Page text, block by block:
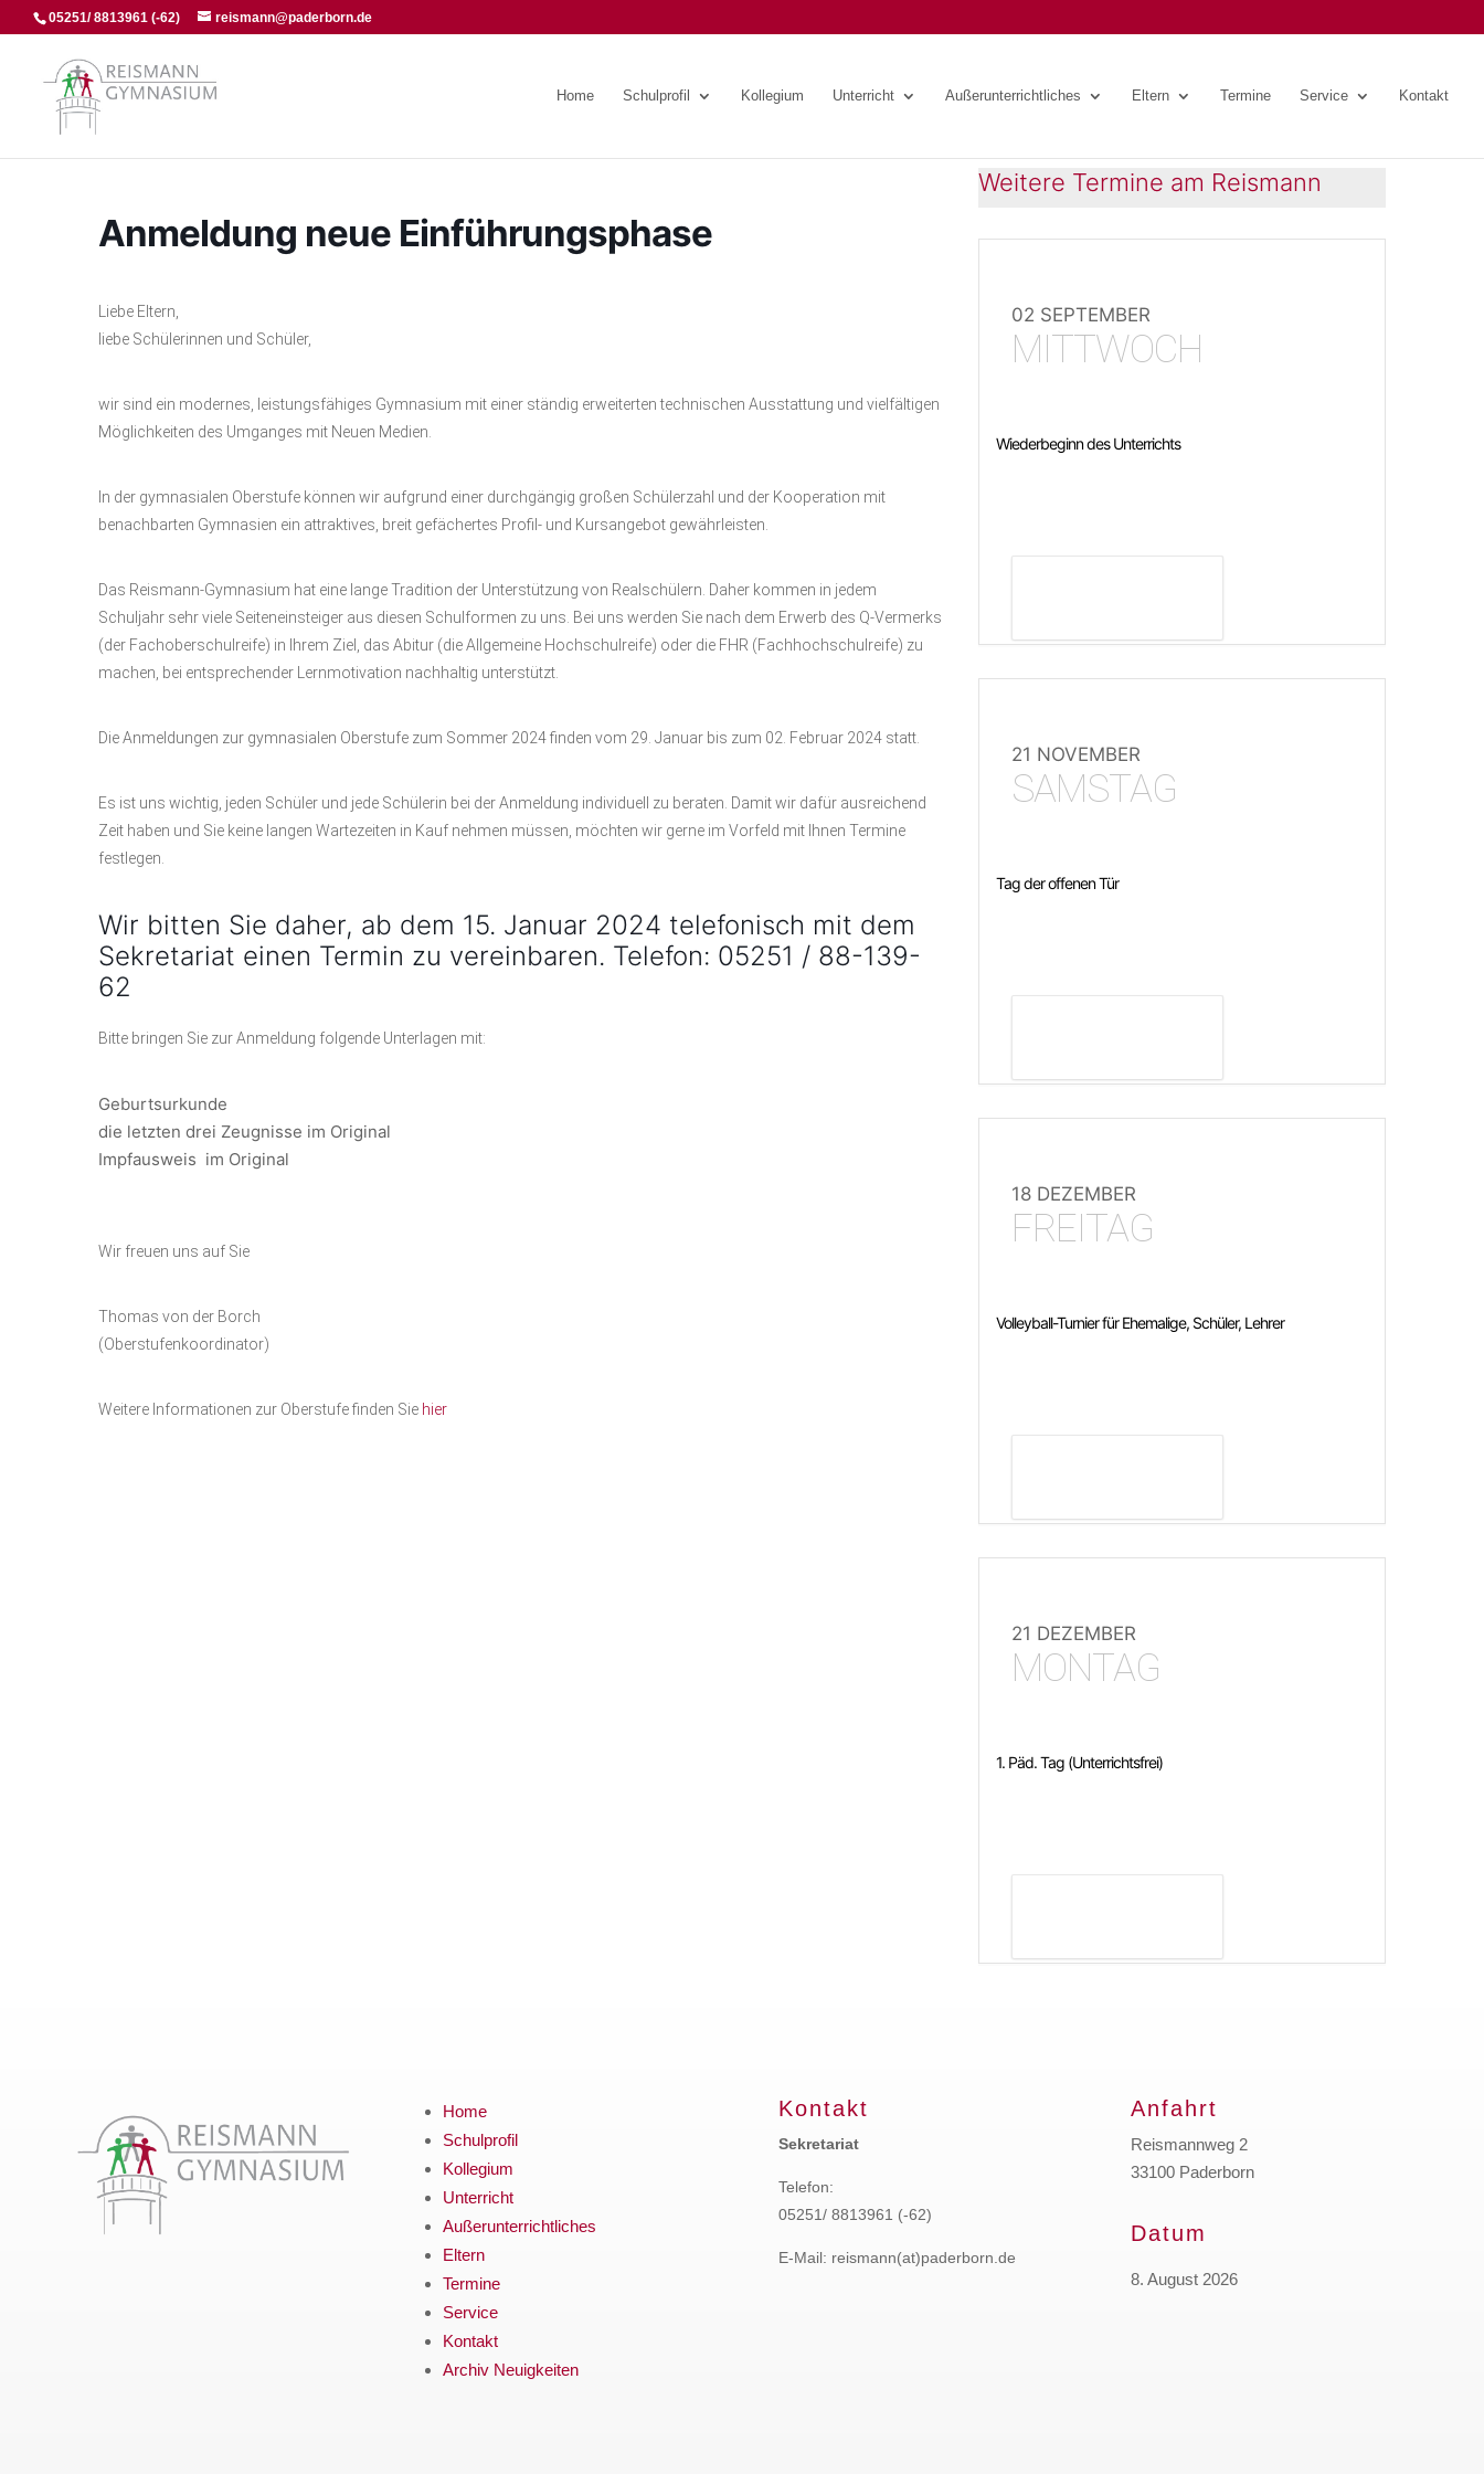
05251/ 8813961 (-62) reismann@paderborn.de
Home Schulprofil Kollegium Unterricht Außerunterrichtliches Eltern Termine Service Kontakt
Anmeldung neue Einführungsphase
Liebe Eltern,
liebe Schülerinnen und Schüler,
wir sind ein modernes, leistungsfähiges Gymnasium mit einer ständig erweiterten technischen Ausstattung und vielfältigen
Möglichkeiten des Umganges mit Neuen Medien.
In der gymnasialen Oberstufe können wir aufgrund einer durchgängig großen Schülerzahl und der Kooperation mit
benachbarten Gymnasien ein attraktives, breit gefächertes Profil- und Kursangebot gewährleisten.
Das Reismann-Gymnasium hat eine lange Tradition der Unterstützung von Realschülern. Daher kommen in jedem
Schuljahr sehr viele Seiteneinsteiger aus diesen Schulformen zu uns. Bei uns werden Sie nach dem Erwerb des Q-Vermerks
(der Fachoberschulreife) in Ihrem Ziel, das Abitur (die Allgemeine Hochschulreife) oder die FHR (Fachhochschulreife) zu
machen, bei entsprechender Lernmotivation nachhaltig unterstützt.
Die Anmeldungen zur gymnasialen Oberstufe zum Sommer 2024 finden vom 29. Januar bis zum 02. Februar 2024 statt.
Es ist uns wichtig, jeden Schüler und jede Schülerin bei der Anmeldung individuell zu beraten. Damit wir dafür ausreichend
Zeit haben und Sie keine langen Wartezeiten in Kauf nehmen müssen, möchten wir gerne im Vorfeld mit Ihnen Termine
festlegen.
Wir bitten Sie daher, ab dem 15. Januar 2024 telefonisch mit dem
Sekretariat einen Termin zu vereinbaren. Telefon: 05251 / 88-139-
62
Bitte bringen Sie zur Anmeldung folgende Unterlagen mit:
Geburtsurkunde
die letzten drei Zeugnisse im Original
Impfausweis im Original
Wir freuen uns auf Sie
Thomas von der Borch
(Oberstufenkoordinator)
Weitere Informationen zur Oberstufe finden Sie hier
Weitere Termine am Reismann
02 SEPTEMBER
MITTWOCH
Wiederbeginn des Unterrichts
21 NOVEMBER
SAMSTAG
Tag der offenen Tür
18 DEZEMBER
FREITAG
Volleyball-Turnier für Ehemalige, Schüler, Lehrer
21 DEZEMBER
MONTAG
1. Päd. Tag (Unterrichtsfrei)
Home
Schulprofil
Kollegium
Unterricht
Außerunterrichtliches
Eltern
Termine
Service
Kontakt
Archiv Neuigkeiten
Kontakt
Sekretariat
Telefon:
05251/ 8813961 (-62)
E-Mail: reismann(at)paderborn.de
Anfahrt
Reismannweg 2
33100 Paderborn
Datum
8. August 2026